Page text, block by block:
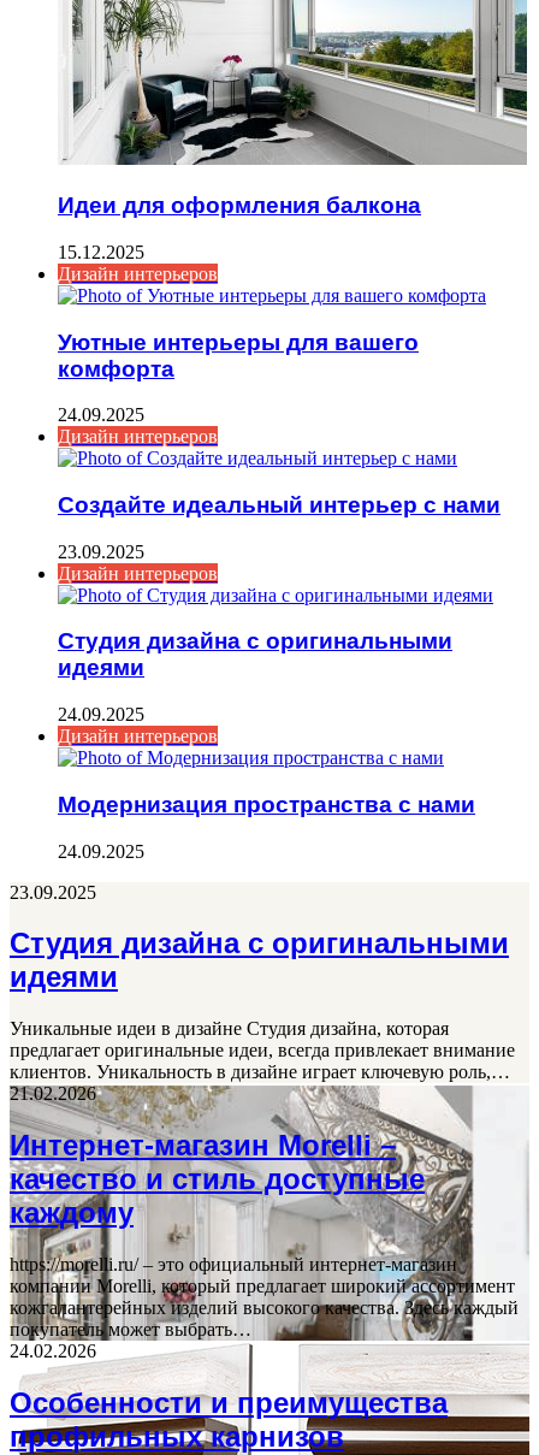
Идеи для оформления балкона
15.12.2025
Дизайн интерьеров
Уютные интерьеры для вашего
комфорта
24.09.2025
Дизайн интерьеров
Создайте идеальный интерьер с нами
23.09.2025
Дизайн интерьеров
Студия дизайна с оригинальными
идеями
24.09.2025
Дизайн интерьеров
Модернизация пространства с нами
24.09.2025
23.09.2025
Студия дизайна с оригинальными
идеями
Уникальные идеи в дизайне Студия дизайна, которая
предлагает оригинальные идеи, всегда привлекает внимание
клиентов. Уникальность в дизайне играет ключевую роль,…
21.02.2026
Интернет-магазин Morelli –
качество и стиль доступные
каждому
https://morelli.ru/ – это официальный интернет-магазин
компании Morelli, который предлагает широкий ассортимент
кожгалантерейных изделий высокого качества. Здесь каждый
покупатель может выбрать…
24.02.2026
Особенности и преимущества
профильных карнизов